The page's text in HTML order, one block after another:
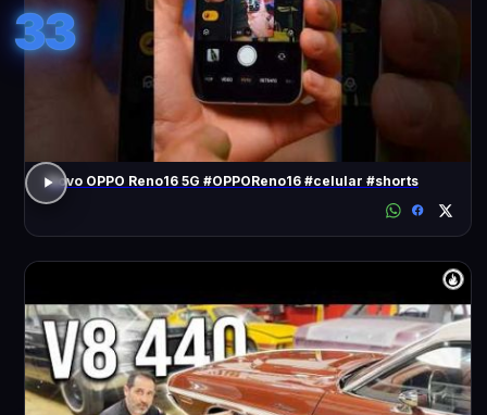
33
Novo OPPO Reno16 5G #OPPOReno16 #celular #shorts